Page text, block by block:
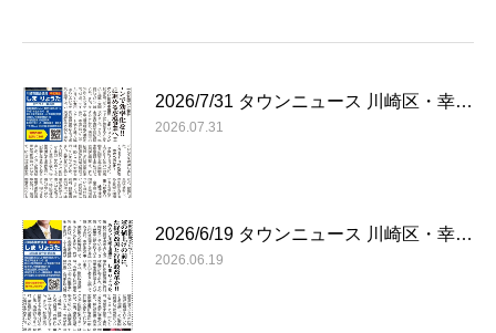
2026/7/31 タウンニュース 川崎区・幸…
2026.07.31
2026/6/19 タウンニュース 川崎区・幸…
2026.06.19